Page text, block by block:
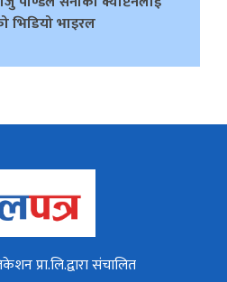
भिडियो भाइरल
प्रा.लि.द्वारा संचालित